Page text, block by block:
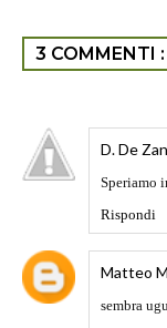
3 COMMENTI :
D. De Zan
Speriamo
Rispondi
Matteo
sembra